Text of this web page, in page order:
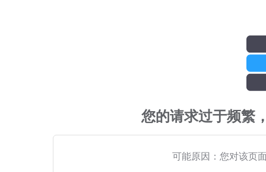
您的请求过于频繁
可能原因：您对该页